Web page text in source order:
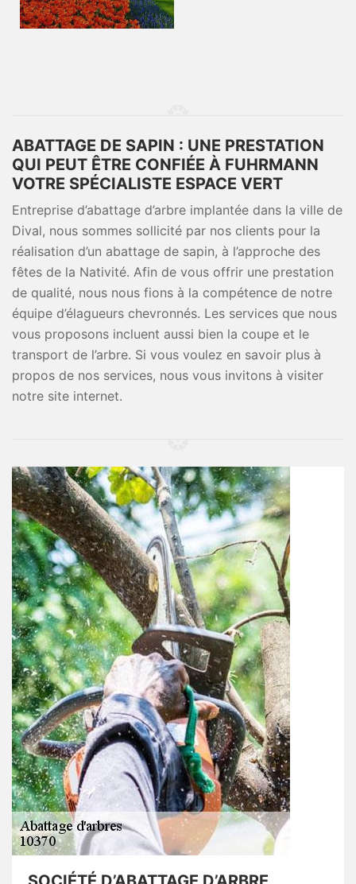
ABATTAGE DE SAPIN : UNE PRESTATION
QUI PEUT ÊTRE CONFIÉE À FUHRMANN
VOTRE SPÉCIALISTE ESPACE VERT
Entreprise d’abattage d’arbre implantée dans la ville de
Dival, nous sommes sollicité par nos clients pour la
réalisation d’un abattage de sapin, à l’approche des
fêtes de la Nativité. Afin de vous offrir une prestation
de qualité, nous nous fions à la compétence de notre
équipe d’élagueurs chevronnés. Les services que nous
vous proposons incluent aussi bien la coupe et le
transport de l’arbre. Si vous voulez en savoir plus à
propos de nos services, nous vous invitons à visiter
notre site internet.